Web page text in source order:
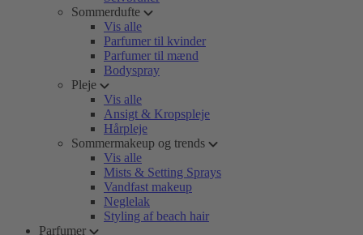
Sommerdufte
Vis alle
Parfumer til kvinder
Parfumer til mænd
Bodyspray
Pleje
Vis alle
Ansigt & Kropspleje
Hårpleje
Sommermakeup og trends
Vis alle
Mists & Setting Sprays
Vandfast makeup
Neglelak
Styling af beach hair
Parfumer